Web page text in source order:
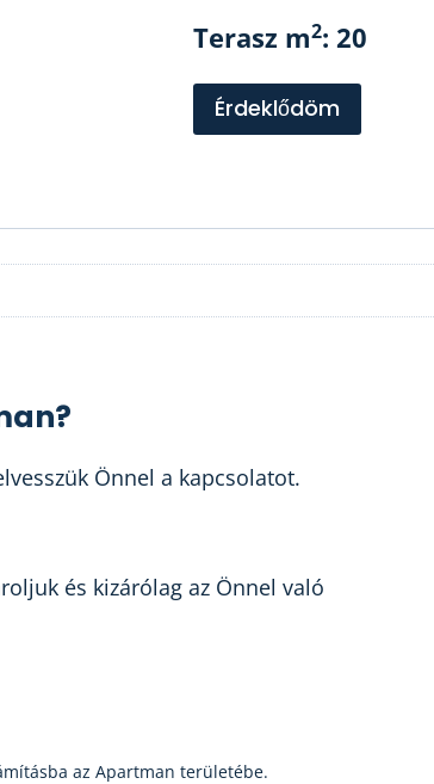
Terasz m2: 20
Érdeklődöm
Önnel a kapcsolatot.
és kizárólag az Önnel való
az Apartman területébe.